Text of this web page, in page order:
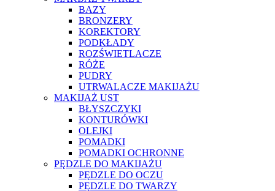
BAZY
BRONZERY
KOREKTORY
PODKŁADY
ROZŚWIETLACZE
RÓŻE
PUDRY
UTRWALACZE MAKIJAŻU
MAKIJAŻ UST
BŁYSZCZYKI
KONTURÓWKI
OLEJKI
POMADKI
POMADKI OCHRONNE
PĘDZLE DO MAKIJAŻU
PĘDZLE DO OCZU
PĘDZLE DO TWARZY